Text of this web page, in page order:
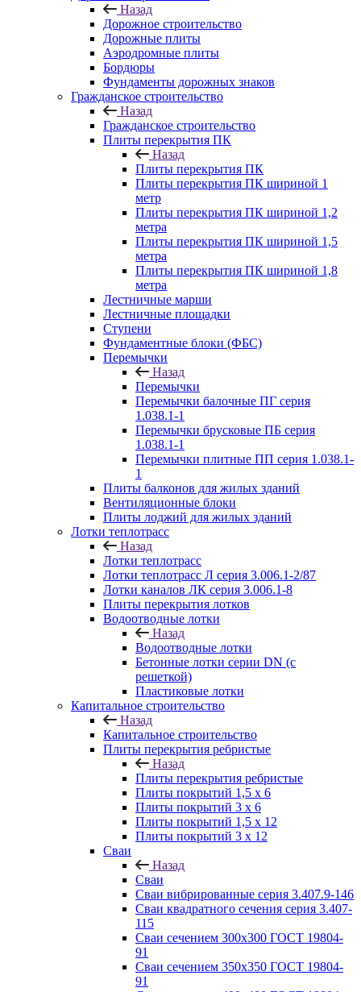
Назад
Дорожное строительство
Дорожные плиты
Аэродромные плиты
Бордюры
Фундаменты дорожных знаков
Гражданское строительство
Назад
Гражданское строительство
Плиты перекрытия ПК
Назад
Плиты перекрытия ПК
Плиты перекрытия ПК шириной 1
метр
Плиты перекрытия ПК шириной 1,2
метра
Плиты перекрытия ПК шириной 1,5
метра
Плиты перекрытия ПК шириной 1,8
метра
Лестничные марши
Лестничные площадки
Ступени
Фундаментные блоки (ФБС)
Перемычки
Назад
Перемычки
Перемычки балочные ПГ серия
1.038.1-1
Перемычки брусковые ПБ серия
1.038.1-1
Перемычки плитные ПП серия 1.038.1-
1
Плиты балконов для жилых зданий
Вентиляционные блоки
Плиты лоджий для жилых зданий
Лотки теплотрасс
Назад
Лотки теплотрасс
Лотки теплотрасс Л серия 3.006.1-2/87
Лотки каналов ЛК серия 3.006.1-8
Плиты перекрытия лотков
Водоотводные лотки
Назад
Водоотводные лотки
Бетонные лотки серии DN (с
решеткой)
Пластиковые лотки
Капитальное строительство
Назад
Капитальное строительство
Плиты перекрытия ребристые
Назад
Плиты перекрытия ребристые
Плиты покрытий 1,5 x 6
Плиты покрытий 3 x 6
Плиты покрытий 1,5 x 12
Плиты покрытий 3 x 12
Сваи
Назад
Сваи
Сваи вибрированные серия 3.407.9-146
Сваи квадратного сечения серия 3.407-
115
Сваи сечением 300х300 ГОСТ 19804-
91
Сваи сечением 350х350 ГОСТ 19804-
91